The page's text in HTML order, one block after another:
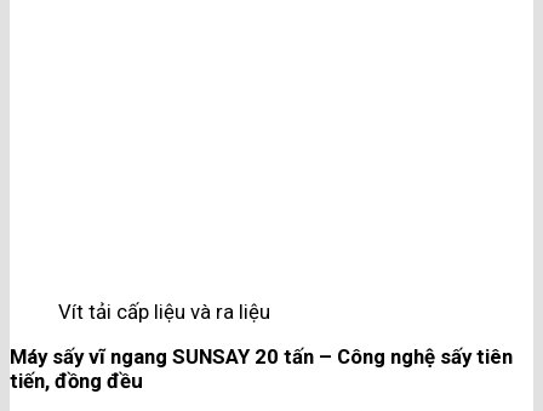
Vít tải cấp liệu và ra liệu
Máy sấy vĩ ngang SUNSAY 20 tấn – Công nghệ sấy tiên
tiến, đồng đều